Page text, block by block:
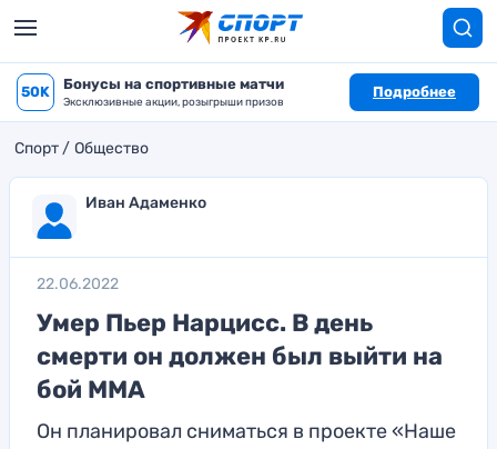
50K Бонусы на спортивные матчи
Эксклюзивные акции, розыгрыши призов
Подробнее
Спорт Общество
Иван Адаменко
22.06.2022
Умер Пьер Нарцисс. В день
смерти он должен был выйти на
бой ММА
Он планировал сниматься в проекте «Наше